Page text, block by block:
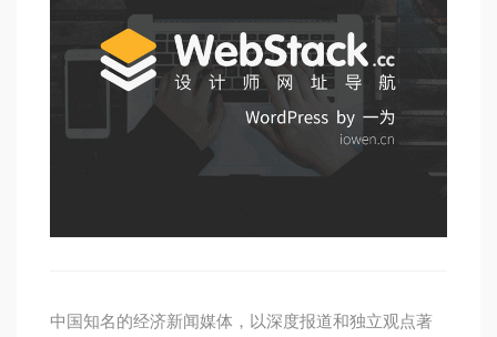
中国知名的经济新闻媒体，以深度报道和独立观点著